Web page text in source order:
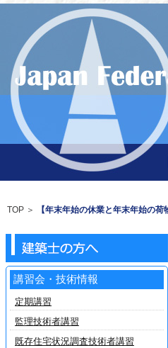
TOP ＞ 【年末年始の休業と年末年始の荷
講習会・技術情報
定期講習
監理技術者講習
既存住宅状況調査技術者講習